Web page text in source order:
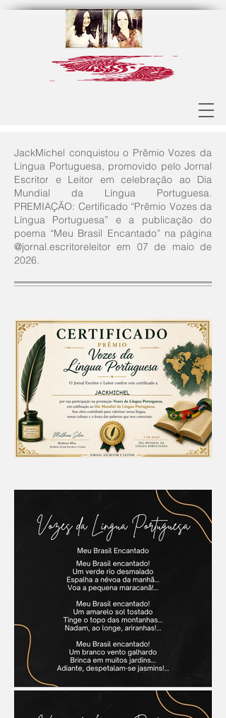
JackMichel conquistou o Prêmio Vozes da
Língua Portuguesa, promovido pelo Jornal
Escritor e Leitor em celebração ao Dia
Mundial da Língua Portuguesa.
PREMIAÇÃO: Certificado “Prêmio Vozes da
Língua Portuguesa” e a publicação do
poema “Meu Brasil Encantado” na página
@jornal.escritoreleitor em 07 de maio de
2026.